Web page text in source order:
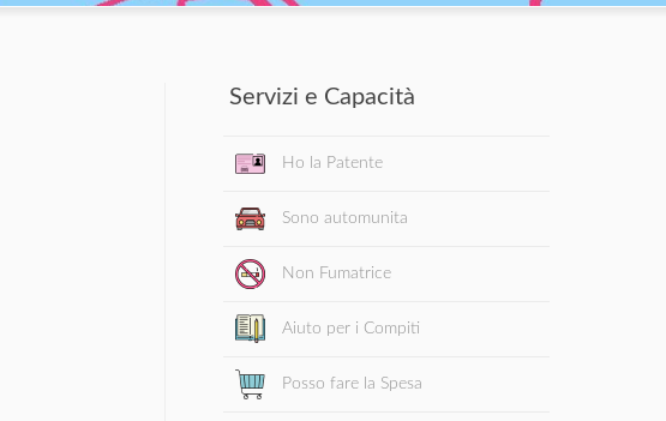
Servizi e Capacità
Ho la Patente
Sono automunita
Non Fumatrice
Aiuto per i Compiti
Posso fare la Spesa